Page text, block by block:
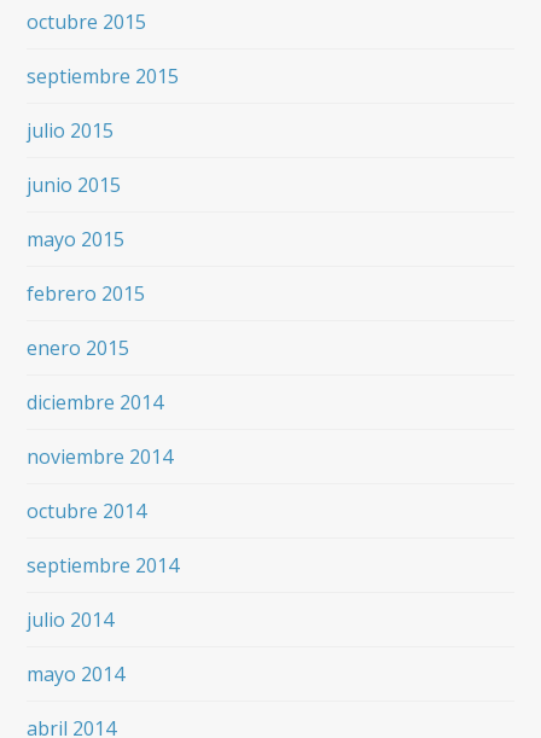
octubre 2015
septiembre 2015
julio 2015
junio 2015
mayo 2015
febrero 2015
enero 2015
diciembre 2014
noviembre 2014
octubre 2014
septiembre 2014
julio 2014
mayo 2014
abril 2014